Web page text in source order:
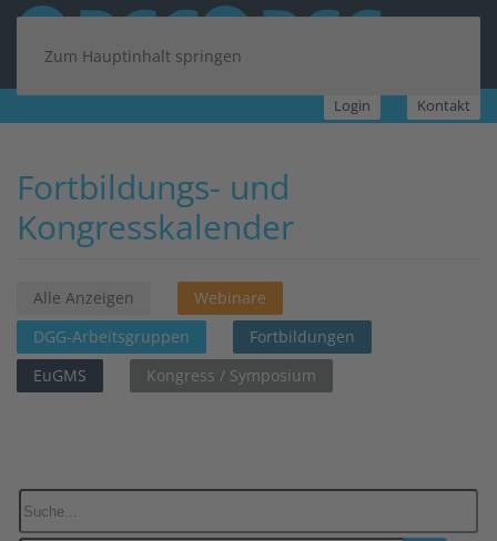
Zum Hauptinhalt springen
Login Kontakt
Fortbildungs- und
Kongresskalender
Alle Anzeigen
Webinare
DGG-Arbeitsgruppen
Fortbildungen
EuGMS
Kongress / Symposium
Suche...